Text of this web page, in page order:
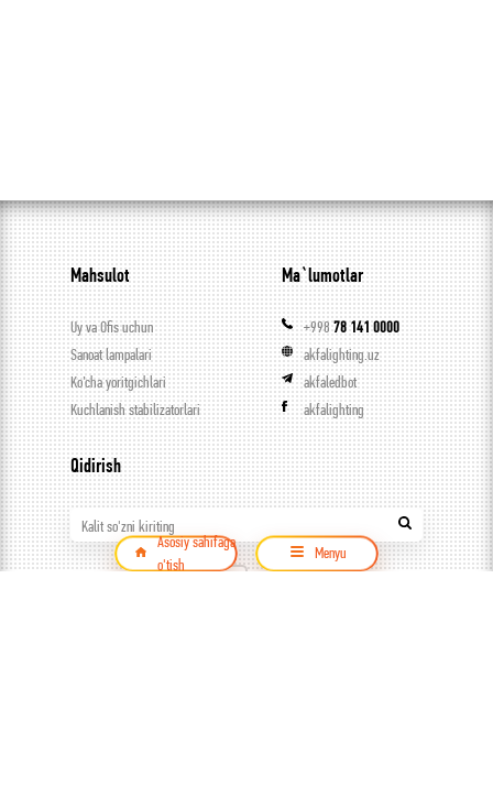
Asosiy sahifaga
o'tish
Menyu
Mahsulot
Uy va Ofis uchun
Sanoat lampalari
Ko’cha yoritgichlari
Kuchlanish stabilizatorlari
Ma`lumotlar
+99878 141 0000
akfalighting.uz
akfaledbot
akfalighting
Qidirish
Kalit so'zni kiriting